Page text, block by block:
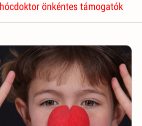
önkéntes támogatók